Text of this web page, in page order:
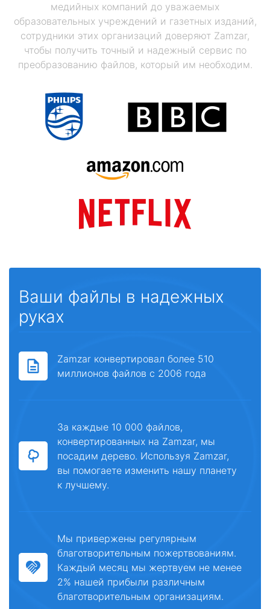
медийных компаний до уважаемых
образовательных учреждений и газетных изданий,
сотрудники этих организаций доверяют Zamzar,
чтобы получить точный и надежный сервис по
преобразованию файлов, который им необходим.
Ваши файлы в надежных
руках
Zamzar конвертировал более 510
миллионов файлов с 2006 года
За каждые 10 000 файлов,
конвертированных на Zamzar, мы
посадим дерево. Используя Zamzar,
вы помогаете изменить нашу планету
к лучшему.
Мы привержены регулярным
благотворительным пожертвованиям.
Каждый месяц мы жертвуем не менее
2% нашей прибыли различным
благотворительным организациям.